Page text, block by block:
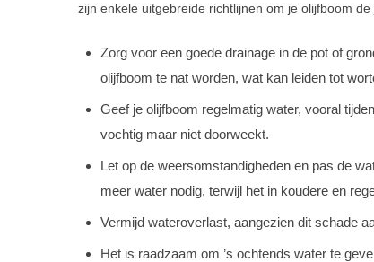
zijn enkele uitgebreide richtlijnen om je olijfboom
Zorg voor een goede drainage in de pot of
olijfboom te nat worden, wat kan leiden tot
Geef je olijfboom regelmatig water, vooral
vochtig maar niet doorweekt.
Let op de weersomstandigheden en pas de
meer water nodig, terwijl het in koudere en
Vermijd wateroverlast, aangezien dit schade
Het is raadzaam om ’s ochtends water te